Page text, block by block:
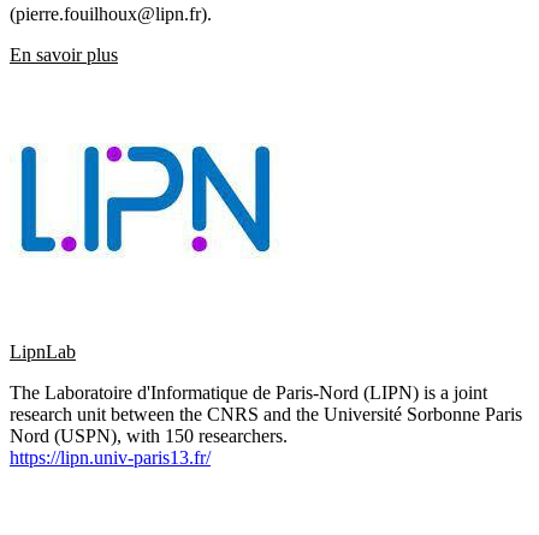
(pierre.fouilhoux@lipn.fr).
En savoir plus
LipnLab
The Laboratoire d'Informatique de Paris-Nord (LIPN) is a joint
research unit between the CNRS and the Université Sorbonne Paris
Nord (USPN), with 150 researchers.
https://lipn.univ-paris13.fr/